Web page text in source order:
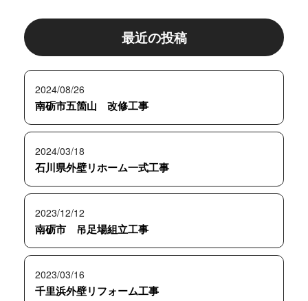
最近の投稿
2024/08/26
南砺市五箇山 改修工事
2024/03/18
石川県外壁リホーム一式工事
2023/12/12
南砺市 吊足場組立工事
2023/03/16
千里浜外壁リフォーム工事